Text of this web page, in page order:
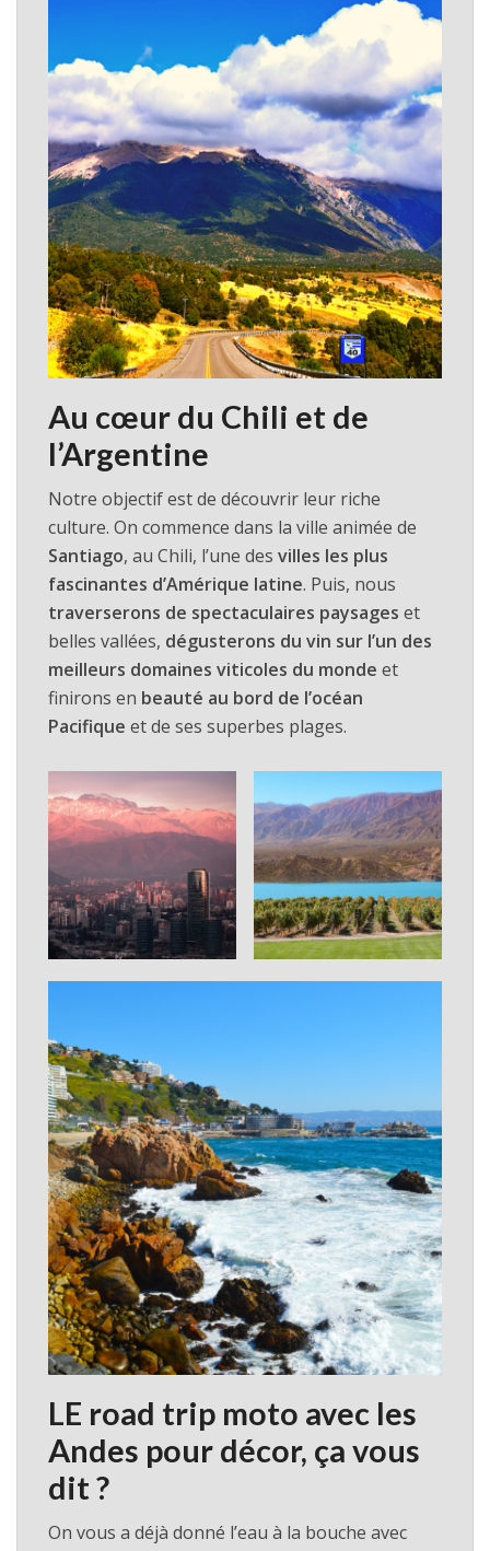
Au cœur du Chili et de
l’Argentine
Notre objectif est de découvrir leur riche
culture. On commence dans la ville animée de
Santiago, au Chili, l’une des villes les plus
fascinantes d’Amérique latine. Puis, nous
traverserons de spectaculaires paysages et
belles vallées, dégusterons du vin sur l’un des
meilleurs domaines viticoles du monde et
finirons en beauté au bord de l’océan
Pacifique et de ses superbes plages.
LE road trip moto avec les
Andes pour décor, ça vous
dit ?
On vous a déjà donné l’eau à la bouche avec